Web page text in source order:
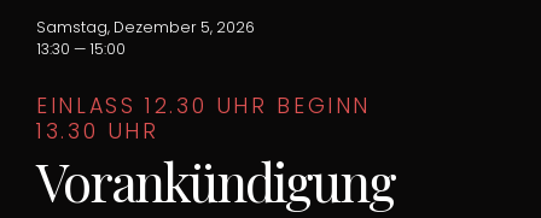
EINLASS 12.30 UHR BEGINN
13.30 UHR
Vorankündigung
Samstag, Dezember 5, 2026
13:30 — 15:00